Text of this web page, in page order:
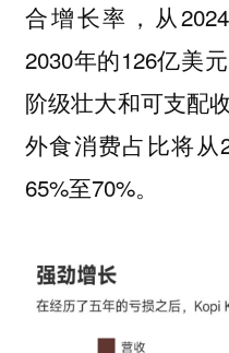
合增长率，从
2030年的126亿美
阶级壮大和可支配
外食消费占比将从
65%至70%。